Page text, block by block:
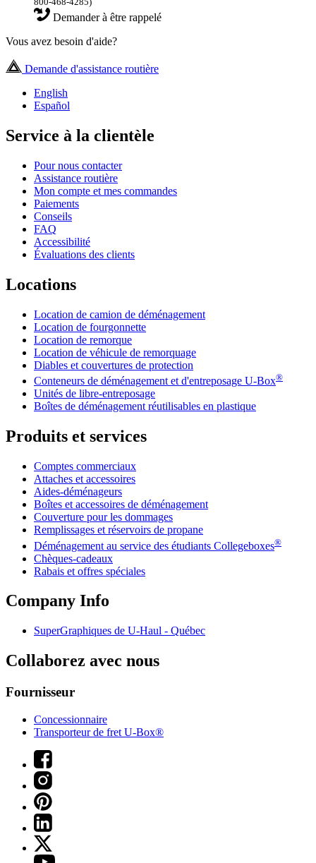
Demander à être rappelé
Vous avez besoin d'aide?
Demande d'assistance routière
English
Español
Service à la clientèle
Pour nous contacter
Assistance routière
Mon compte et mes commandes
Paiements
Conseils
FAQ
Accessibilité
Évaluations des clients
Locations
Location de camion de déménagement
Location de fourgonnette
Location de remorque
Location de véhicule de remorquage
Diables et couvertures de protection
Conteneurs de déménagement et d'entreposage U-Box®
Unités de libre-entreposage
Boîtes de déménagement réutilisables en plastique
Produits et services
Comptes commerciaux
Attaches et accessoires
Aides-déménageurs
Boîtes et accessoires de déménagement
Couverture pour les dommages
Remplissages et réservoirs de propane
Déménagement au service des étudiants Collegeboxes®
Chèques-cadeaux
Rabais et offres spéciales
Company Info
SuperGraphiques de U-Haul - Québec
Collaborez avec nous
Fournisseur
Concessionnaire
Transporteur de fret U-Box®